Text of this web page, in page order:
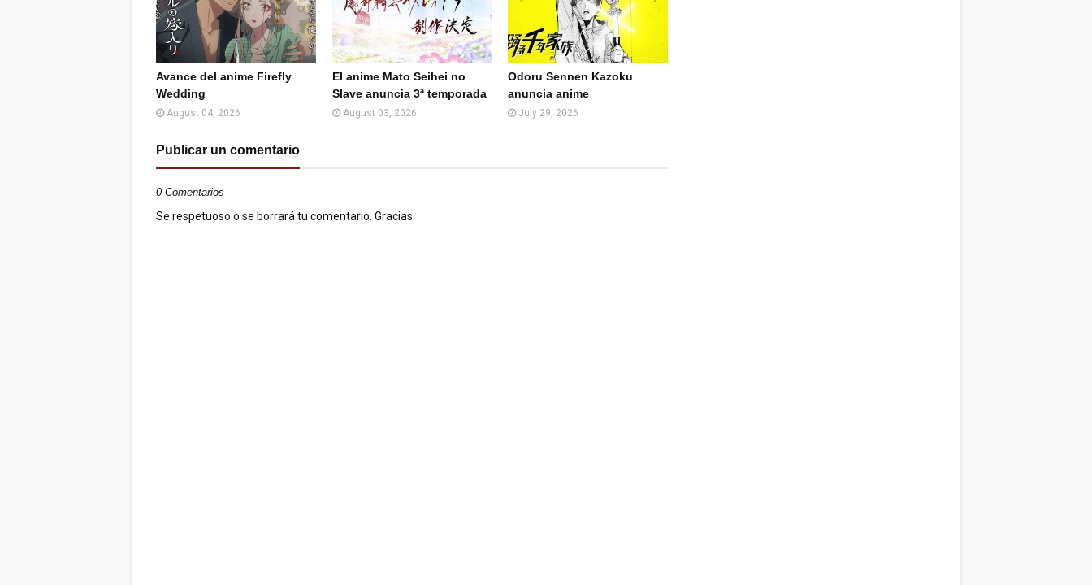
sApp
Avance del anime Firefly
Wedding
August 04, 2026
El anime Mato Seihei no
Slave anuncia 3ª temporada
August 03, 2026
Odoru Sennen Kazoku
anuncia anime
July 29, 2026
Publicar un comentario
0 Comentarios
Se respetuoso o se borrará tu comentario. Gracias.